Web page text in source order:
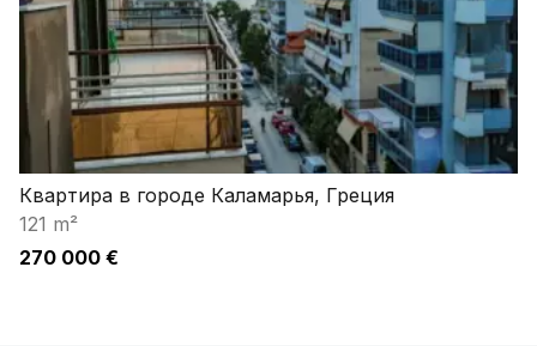
Квартира в городе Каламарья, Греция
121 m²
270 000 €